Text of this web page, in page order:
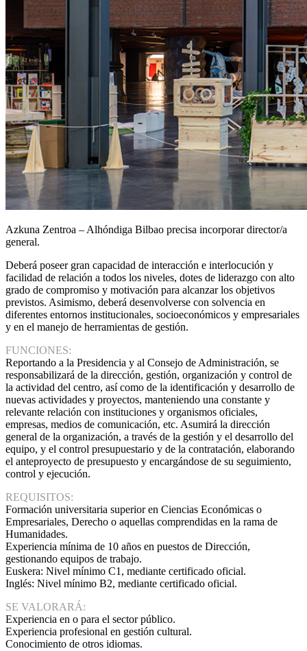
Azkuna Zentroa – Alhóndiga Bilbao precisa incorporar director/a
general.
Deberá poseer gran capacidad de interacción e interlocución y
facilidad de relación a todos los niveles, dotes de liderazgo con alto
grado de compromiso y motivación para alcanzar los objetivos
previstos. Asimismo, deberá desenvolverse con solvencia en
diferentes entornos institucionales, socioeconómicos y empresariales
y en el manejo de herramientas de gestión.
FUNCIONES:
Reportando a la Presidencia y al Consejo de Administración, se
responsabilizará de la dirección, gestión, organización y control de
la actividad del centro, así como de la identificación y desarrollo de
nuevas actividades y proyectos, manteniendo una constante y
relevante relación con instituciones y organismos oficiales,
empresas, medios de comunicación, etc. Asumirá la dirección
general de la organización, a través de la gestión y el desarrollo del
equipo, y el control presupuestario y de la contratación, elaborando
el anteproyecto de presupuesto y encargándose de su seguimiento,
control y ejecución.
REQUISITOS:
Formación universitaria superior en Ciencias Económicas o
Empresariales, Derecho o aquellas comprendidas en la rama de
Humanidades.
Experiencia mínima de 10 años en puestos de Dirección,
gestionando equipos de trabajo.
Euskera: Nivel mínimo C1, mediante certificado oficial.
Inglés: Nivel mínimo B2, mediante certificado oficial.
SE VALORARÁ:
Experiencia en o para el sector público.
Experiencia profesional en gestión cultural.
Conocimiento de otros idiomas.